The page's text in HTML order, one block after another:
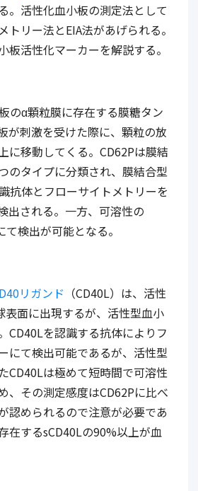
。活性化血小板の測定法として
トリー法とEIA法があげられる。
板活性化マーカーを解説する。
のα顆粒膜に存在する膜糖タン
が刺激を受けた際に、顆粒の放
に移動してくる。CD62Pは膜結
のタイプに分類され、膜結合型
抗体とフローサイトメトリーを
出される。一方、可溶性の
て検出が可能となる。
リガンド （CD40L）は、活性
面に出現するが、活性型血小
CD40Lを認識する抗体によりフ
にて検出可能であるが、活性型
CD40Lは極めて短時間で可溶性
、その測定感度はCD62Pに比べ
認められるので注意が必要であ
在するsCD40Lの90%以上が血